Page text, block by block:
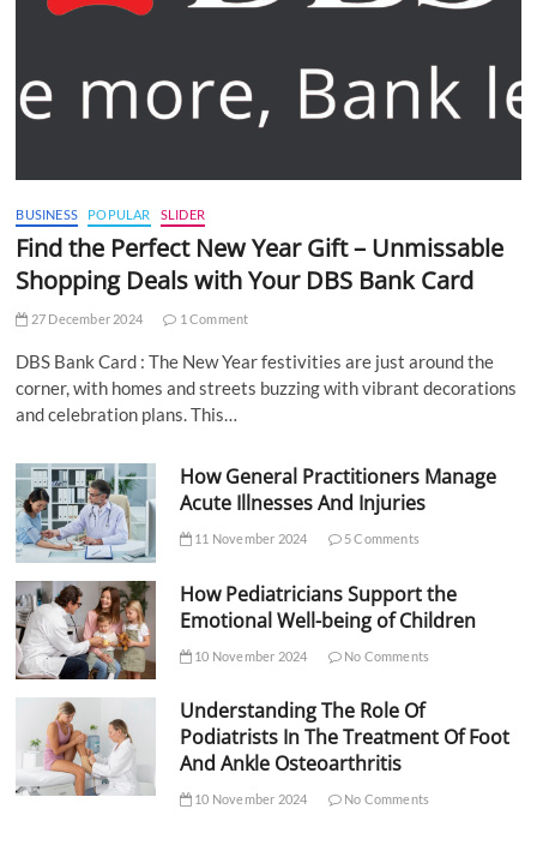
BUSINESS POPULAR SLIDER
Find the Perfect New Year Gift – Unmissable
Shopping Deals with Your DBS Bank Card
27 December 2024 1 Comment
DBS Bank Card : The New Year festivities are just around the
corner, with homes and streets buzzing with vibrant decorations
and celebration plans. This…
How General Practitioners Manage
Acute Illnesses And Injuries
11 November 2024 5 Comments
How Pediatricians Support the
Emotional Well-being of Children
10 November 2024 No Comments
Understanding The Role Of
Podiatrists In The Treatment Of Foot
And Ankle Osteoarthritis
10 November 2024 No Comments